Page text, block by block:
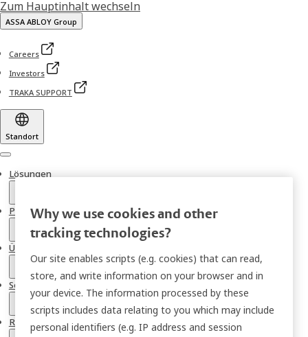
Zum Hauptinhalt wechseln
ASSA ABLOY Group
Careers
Investors
TRAKA SUPPORT
Standort
Menu
Lösungen
Produkte
Über uns
Service
Ressourcen
Why we use cookies and other
tracking technologies?
Our site enables scripts (e.g. cookies) that can read,
store, and write information on your browser and in
your device. The information processed by these
scripts includes data relating to you which may include
personal identifiers (e.g. IP address and session